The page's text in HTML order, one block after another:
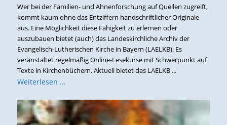
Wer bei der Familien- und Ahnenforschung auf Quellen zugreift,
kommt kaum ohne das Entziffern handschriftlicher Originale
aus. Eine Möglichkeit diese Fähigkeit zu erlernen oder
auszubauen bietet (auch) das Landeskirchliche Archiv der
Evangelisch-Lutherischen Kirche in Bayern (LAELKB). Es
veranstaltet regelmäßig Online-Lesekurse mit Schwerpunkt auf
Texte in Kirchenbüchern. Aktuell bietet das LAELKB ...
Weiterlesen …